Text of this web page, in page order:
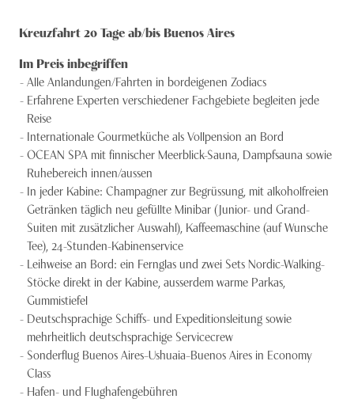
Kreuzfahrt 20 Tage ab/bis Buenos Aires
Im Preis inbegriffen
Alle Anlandungen/Fahrten in bordeigenen Zodiacs
Erfahrene Experten verschiedener Fachgebiete begleiten jede
Reise
Internationale Gourmetküche als Vollpension an Bord
OCEAN SPA mit finnischer Meerblick-Sauna, Dampfsauna sowie
Ruhebereich innen/aussen
In jeder Kabine: Champagner zur Begrüssung, mit alkoholfreien
Getränken täglich neu gefüllte Minibar (Junior- und Grand-
Suiten mit zusätzlicher Auswahl), Kaffeemaschine (auf Wunsche
Tee), 24-Stunden-Kabinenservice
Leihweise an Bord: ein Fernglas und zwei Sets Nordic-Walking-
Stöcke direkt in der Kabine, ausserdem warme Parkas,
Gummistiefel
Deutschsprachige Schiffs- und Expeditionsleitung sowie
mehrheitlich deutschsprachige Servicecrew
Sonderflug Buenos Aires – Ushuaia – Buenos Aires in Economy
Class
Hafen- und Flughafengebühren